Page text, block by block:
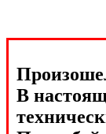
В